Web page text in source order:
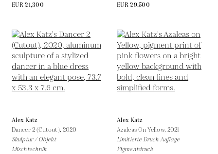
EUR 21,300
EUR 29,500
Alex Katz
Dancer 2 (Cutout), 2020
Skulptur / Objekt
Mischtechnik
Alex Katz
Azaleas On Yellow, 2021
Limitierte Druck Auflage
Pigmentdruck